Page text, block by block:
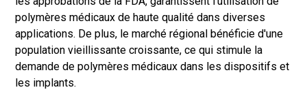
polymères médicaux de haute qualité dans diverses
applications. De plus, le marché régional bénéficie d'une
population vieillissante croissante, ce qui stimule la
demande de polymères médicaux dans les dispositifs et
les implants.